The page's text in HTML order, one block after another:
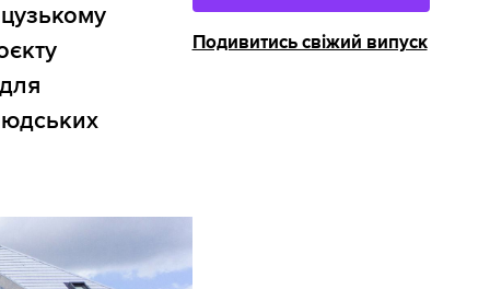
Подивитись свіжий випуск